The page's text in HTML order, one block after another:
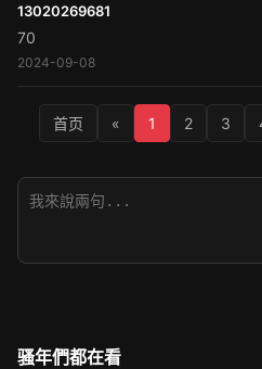
13020269681
70
2024-09-08
首页 « 1 2 3
骚年們都在看